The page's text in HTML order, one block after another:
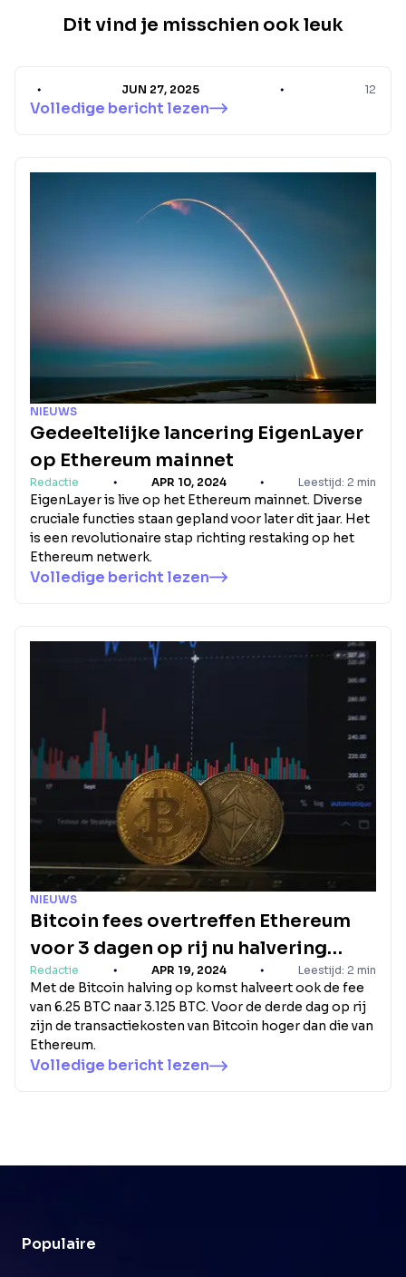
Dit vind je misschien ook leuk
JUN 27, 2025 12
Volledige bericht lezen
NIEUWS
Gedeeltelijke lancering EigenLayer
op Ethereum mainnet
Redactie APR 10, 2024 Leestijd: 2 min
EigenLayer is live op het Ethereum mainnet. Diverse
cruciale functies staan gepland voor later dit jaar. Het
is een revolutionaire stap richting restaking op het
Ethereum netwerk.
Volledige bericht lezen
NIEUWS
Bitcoin fees overtreffen Ethereum
voor 3 dagen op rij nu halvering
nadert
Redactie APR 19, 2024 Leestijd: 2 min
Met de Bitcoin halving op komst halveert ook de fee
van 6.25 BTC naar 3.125 BTC. Voor de derde dag op rij
zijn de transactiekosten van Bitcoin hoger dan die van
Ethereum.
Volledige bericht lezen
Populaire